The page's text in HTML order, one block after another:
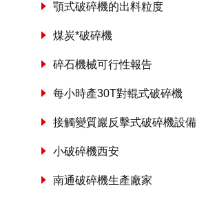
顎式破碎機的出料粒度
煤炭*破碎機
碎石機械可行性報告
每小時產30T對輥式破碎機
接觸變質巖反擊式破碎機設備
小破碎機西安
南通破碎機生產廠家